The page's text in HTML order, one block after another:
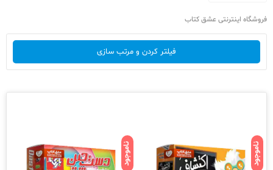
فروشگاه اینترنتی عشق کتاب
فیلتر کردن و مرتب سازی
ناموجود ناموجود